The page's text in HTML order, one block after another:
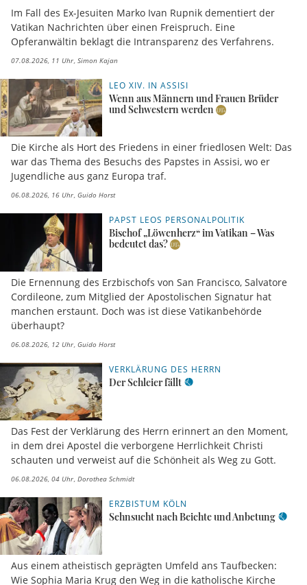
Im Fall des Ex-Jesuiten Marko Ivan Rupnik dementiert der
Vatikan Nachrichten über einen Freispruch. Eine
Opferanwältin beklagt die Intransparenz des Verfahrens.
07.08.2026, 11 Uhr Simon Kajan
LEO XIV. IN ASSISI
Wenn aus Männern und Frauen Brüder
und Schwestern werden
Die Kirche als Hort des Friedens in einer friedlosen Welt: Das
war das Thema des Besuchs des Papstes in Assisi, wo er
Jugendliche aus ganz Europa traf.
06.08.2026, 16 Uhr Guido Horst
PAPST LEOS PERSONALPOLITIK
Bischof „Löwenherz“ im Vatikan – Was
bedeutet das?
Die Ernennung des Erzbischofs von San Francisco, Salvatore
Cordileone, zum Mitglied der Apostolischen Signatur hat
manchen erstaunt. Doch was ist diese Vatikanbehörde
überhaupt?
06.08.2026, 12 Uhr Guido Horst
VERKLÄRUNG DES HERRN
Der Schleier fällt
Das Fest der Verklärung des Herrn erinnert an den Moment,
in dem drei Apostel die verborgene Herrlichkeit Christi
schauten und verweist auf die Schönheit als Weg zu Gott.
06.08.2026, 04 Uhr Dorothea Schmidt
ERZBISTUM KÖLN
Sehnsucht nach Beichte und Anbetung
Aus einem atheistisch geprägten Umfeld ans Taufbecken:
Wie Sophia Maria Krug den Weg in die katholische Kirche